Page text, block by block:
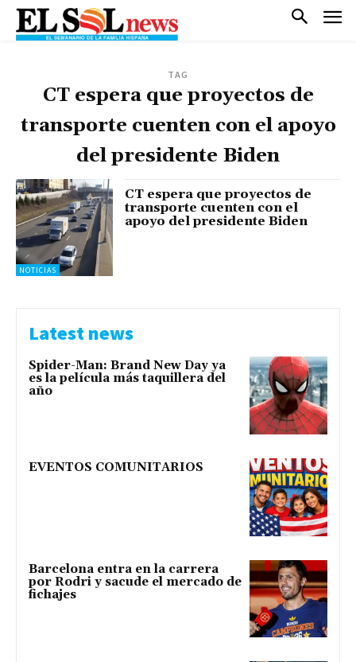
TAG
CT espera que proyectos de
transporte cuenten con el apoyo
del presidente Biden
NOTICIAS
CT espera que proyectos de
transporte cuenten con el
apoyo del presidente Biden
Latest news
Spider-Man: Brand New Day ya
es la película más taquillera del
año
EVENTOS COMUNITARIOS
Barcelona entra en la carrera
por Rodri y sacude el mercado de
fichajes